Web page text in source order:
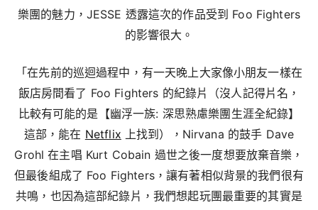
樂團的魅力，JESSE 透露這次的作品受到 Foo Fighters
的影響很大。
「在先前的巡迴過程中，有一天晚上大家像小朋友一樣在
飯店房間看了 Foo Fighters 的紀錄片（沒人記得片名，
比較有可能的是【幽浮一族: 深思熟慮樂團生涯全紀錄】
這部，能在 Netflix 上找到），Nirvana 的鼓手 Dave
Grohl 在主唱 Kurt Cobain 過世之後一度想要放棄音樂，
但最後組成了 Foo Fighters，讓有著相似背景的我們很有
共鳴，也因為這部紀錄片，我們想起玩團最重要的其實是